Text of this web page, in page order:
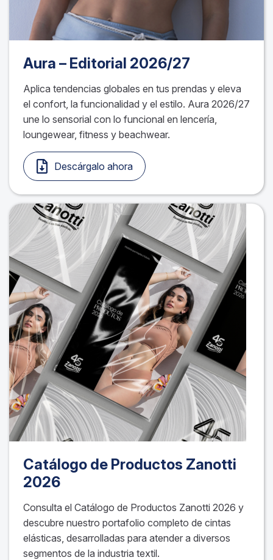
Aura – Editorial 2026/27
Aplica tendencias globales en tus prendas y eleva
el confort, la funcionalidad y el estilo. Aura 2026/27
une lo sensorial con lo funcional en lencería,
loungewear, fitness y beachwear.
Descárgalo ahora
Catálogo de Productos Zanotti
2026
Consulta el Catálogo de Productos Zanotti 2026 y
descubre nuestro portafolio completo de cintas
elásticas, desarrolladas para atender a diversos
segmentos de la industria textil.